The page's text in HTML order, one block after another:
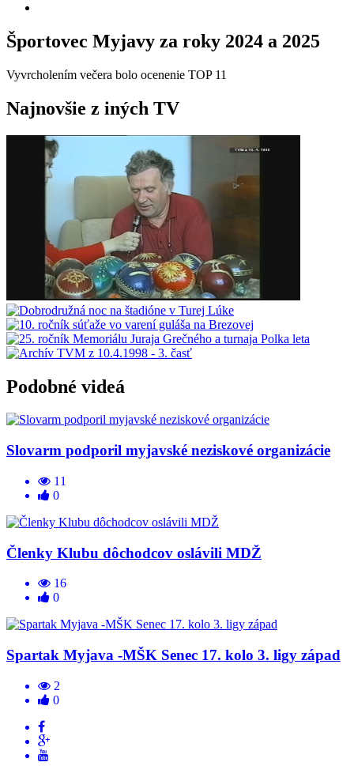
Športovec Myjavy za roky 2024 a 2025
Vyvrcholením večera bolo ocenenie TOP 11
Najnovšie z iných TV
Podobné videá
Slovarm podporil myjavské neziskové organizácie
11
0
Členky Klubu dôchodcov oslávili MDŽ
16
0
Spartak Myjava -MŠK Senec 17. kolo 3. ligy západ
2
0